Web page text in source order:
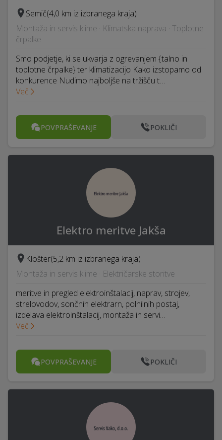
Semič(4,0 km iz izbranega kraja)
Montaža in servis klime · Klimatska naprava · Toplotne
črpalke
Smo podjetje, ki se ukvarja z ogrevanjem {talno in
toplotne črpalke} ter klimatizacijo Kako izstopamo od
konkurence Nudimo najboljše na tržišču t…
Več
POVPRAŠEVANJE POKLIČI
Elektro meritve Jakša
Klošter(5,2 km iz izbranega kraja)
Montaža in servis klime · Električarske storitve
meritve in pregled elektroinštalacij, naprav, strojev,
strelovodov, sončnih elektrarn, polnilnih postaj,
izdelava elektroinštalacij, montaža in servi…
Več
POVPRAŠEVANJE POKLIČI